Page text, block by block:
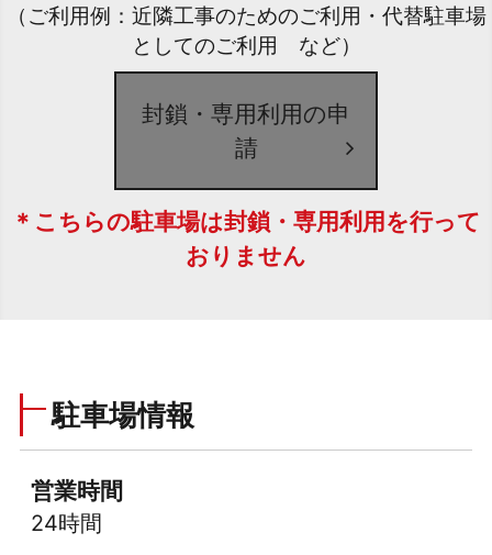
（ご利用例：近隣工事のためのご利用・代替駐車場
としてのご利用 など）
封鎖・専用利用の申
請
＊こちらの駐車場は封鎖・専用利用を行って
おりません
駐車場情報
営業時間
24時間